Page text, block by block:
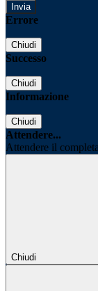
Errore
Chiudi
Successo
Chiudi
Informazione
Chiudi
Attendere...
Attendere il
Chiudi